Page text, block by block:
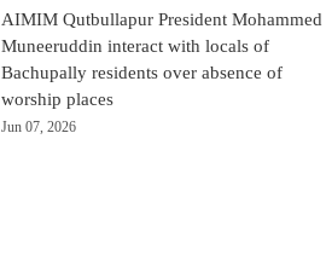
AIMIM Qutbullapur President Mohammed
Muneeruddin interact with locals of
Bachupally residents over absence of
worship places
Jun 07, 2026